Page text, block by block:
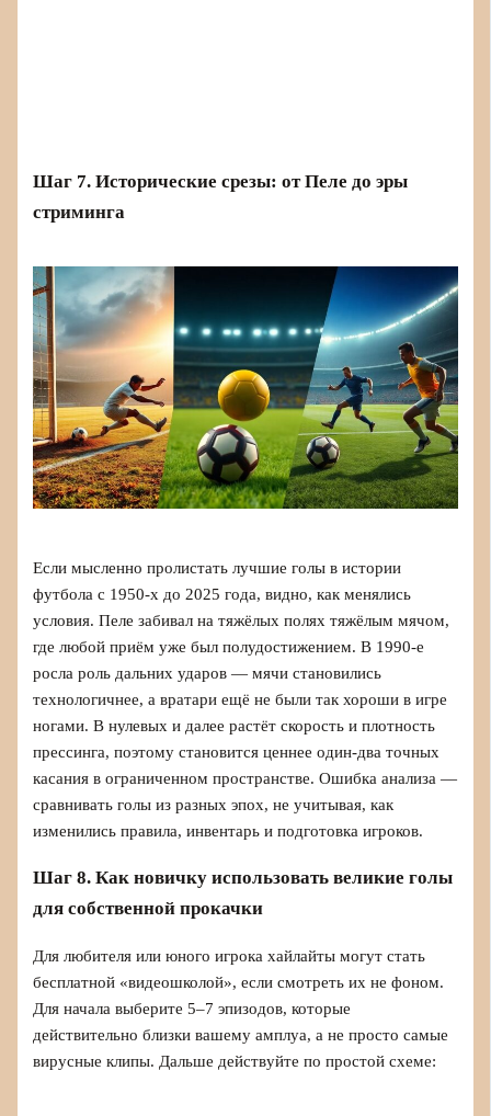
Шаг 7. Исторические срезы: от Пеле до эры
стриминга
Если мысленно пролистать лучшие голы в истории
футбола с 1950‑х до 2025 года, видно, как менялись
условия. Пеле забивал на тяжёлых полях тяжёлым мячом,
где любой приём уже был полудостижением. В 1990‑е
росла роль дальних ударов — мячи становились
технологичнее, а вратари ещё не были так хороши в игре
ногами. В нулевых и далее растёт скорость и плотность
прессинга, поэтому становится ценнее один‑два точных
касания в ограниченном пространстве. Ошибка анализа —
сравнивать голы из разных эпох, не учитывая, как
изменились правила, инвентарь и подготовка игроков.
Шаг 8. Как новичку использовать великие голы
для собственной прокачки
Для любителя или юного игрока хайлайты могут стать
бесплатной «видеошколой», если смотреть их не фоном.
Для начала выберите 5–7 эпизодов, которые
действительно близки вашему амплуа, а не просто самые
вирусные клипы. Дальше действуйте по простой схеме: